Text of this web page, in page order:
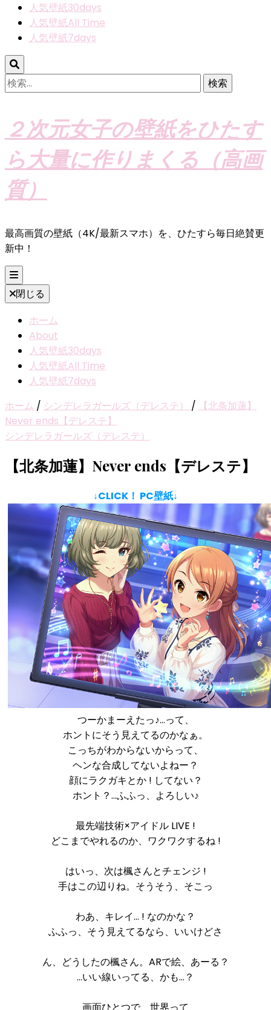
人気壁紙30days
人気壁紙All Time
人気壁紙7days
検
索:
２次元女子の壁紙をひたす
ら大量に作りまくる（高画
質）
最高画質の壁紙（4K/最新スマホ）を、ひたすら毎日絶賛更
新中！
閉じる
ホーム
About
人気壁紙30days
人気壁紙All Time
人気壁紙7days
ホーム / シンデレラガールズ（デレステ） /
【北条加蓮】
Never ends【デレステ】
シンデレラガールズ（デレステ）
【北条加蓮】Never ends【デレステ】
↓CLICK！ PC壁紙↓
つーかまーえたっ♪…って、
ホントにそう見えてるのかなぁ。
こっちがわからないからって、
ヘンな合成してないよねー？
顔にラクガキとか ! してない？
ホント？…ふふっ、よろしい♪
最先端技術×アイドル LIVE !
どこまでやれるのか、ワクワクするね !
はいっ、次は楓さんとチェンジ !
手はこの辺りね。そうそう、そこっ
わあ、キレイ… ! なのかな？
ふふっ、そう見えてるなら、いいけどさ
ん、どうしたの楓さん。ARで絵、あーる？
…いい線いってる、かも…？
画面ひとつで、世界って